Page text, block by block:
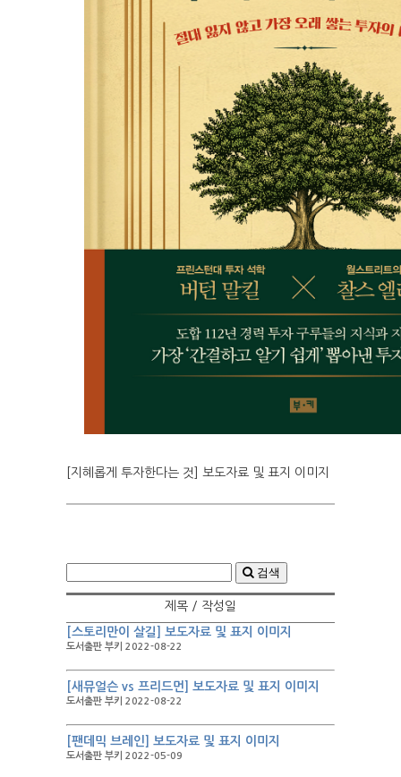
[지혜롭게 투자한다는 것] 보도자료 및 표지 이미지
검색
제목 / 작성일
[스토리만이 살길] 보도자료 및 표지 이미지
도서출판 부키 2022-08-22
[새뮤얼슨 vs 프리드먼] 보도자료 및 표지 이미지
도서출판 부키 2022-08-22
[팬데믹 브레인] 보도자료 및 표지 이미지
도서출판 부키 2022-05-09